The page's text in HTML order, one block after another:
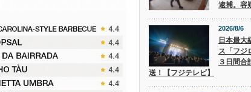
逮捕。容
2026/8/6
日本最大
ス「フジ
３日間合
送！【フジテレビ】